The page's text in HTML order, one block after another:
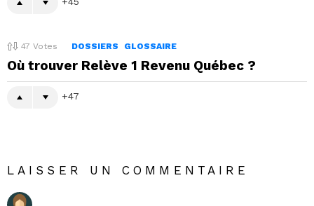
47 Votes DOSSIERS GLOSSAIRE
Où trouver Relève 1 Revenu Québec ?
47
LAISSER UN COMMENTAIRE